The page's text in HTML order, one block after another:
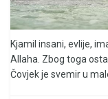
Kjamil insani, evlije,
Allaha. Zbog toga
Čovjek je svemir u